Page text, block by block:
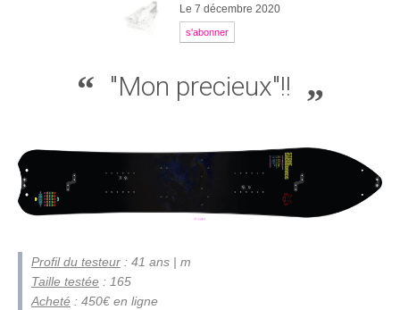
Le 7 décembre 2020
s'abonner
"Mon precieux"!!
Profil du testeur : 41 ans | m
Taille testée : 165
Acheté : 450€ en ligne